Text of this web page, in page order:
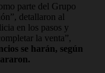
parte del Grupo
detallaron al
en los pasos y
la venta”,
se harán, según